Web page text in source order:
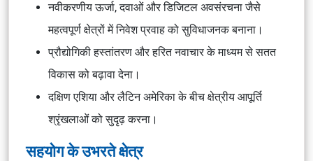
नवीकरणीय ऊर्जा, दवाओं और डिजिटल अवसंरचना जैसे
महत्वपूर्ण क्षेत्रों में निवेश प्रवाह को सुविधाजनक बनाना।
प्रौद्योगिकी हस्तांतरण और हरित नवाचार के माध्यम से सतत
विकास को बढ़ावा देना।
दक्षिण एशिया और लैटिन अमेरिका के बीच क्षेत्रीय आपूर्ति
श्रृंखलाओं को सुदृढ़ करना।
सहयोग के उभरते क्षेत्र